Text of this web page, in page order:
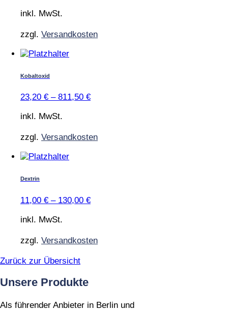
können
der
inkl. MwSt.
zzgl. Versandkosten
Dieses
Varianten
können
der
Kobaltoxid
23,20 € – 811,50 €
inkl. MwSt.
zzgl. Versandkosten
Dieses
Varianten
auf.
können
der
gewählt
werden
Dextrin
11,00 € – 130,00 €
inkl. MwSt.
zzgl. Versandkosten
Zurück zur Übersicht
Unsere Produkte
Als führender Anbieter in Berlin und